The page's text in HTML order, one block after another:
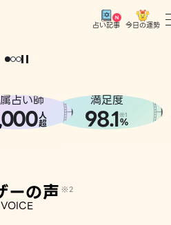
占い記事 今日の運勢
どうせなら
。
占い師
000人
超
満足度
98.1※1
%
ーの声 ※2
VOICE